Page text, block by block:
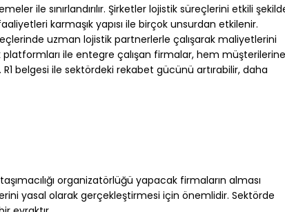
ile sınırlandırılır. Şirketler lojistik süreçlerini etkili
karmaşık yapısı ile birçok unsurdan etkilenir.
uzman lojistik partnerlerle çalışarak maliyetlerini
platformları ile entegre çalışan firmalar, hem müşterilerine
belgesi ile sektördeki rekabet gücünü artırabilir, daha
organizatörlüğü yapacak firmaların alması
yasal olarak gerçekleştirmesi için önemlidir. Sektörde